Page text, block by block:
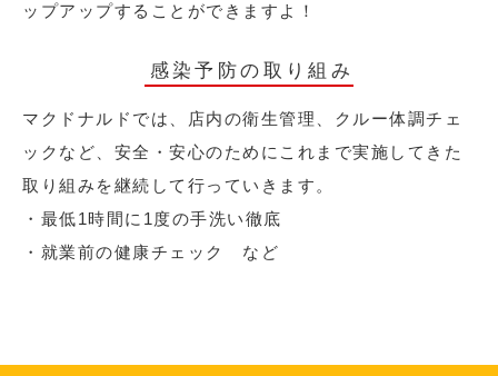
ップアップすることができますよ！
感染予防の取り組み
マクドナルドでは、店内の衛生管理、クルー体調チェ
ックなど、安全・安心のためにこれまで実施してきた
取り組みを継続して行っていきます。
・最低1時間に1度の手洗い徹底
・就業前の健康チェック など